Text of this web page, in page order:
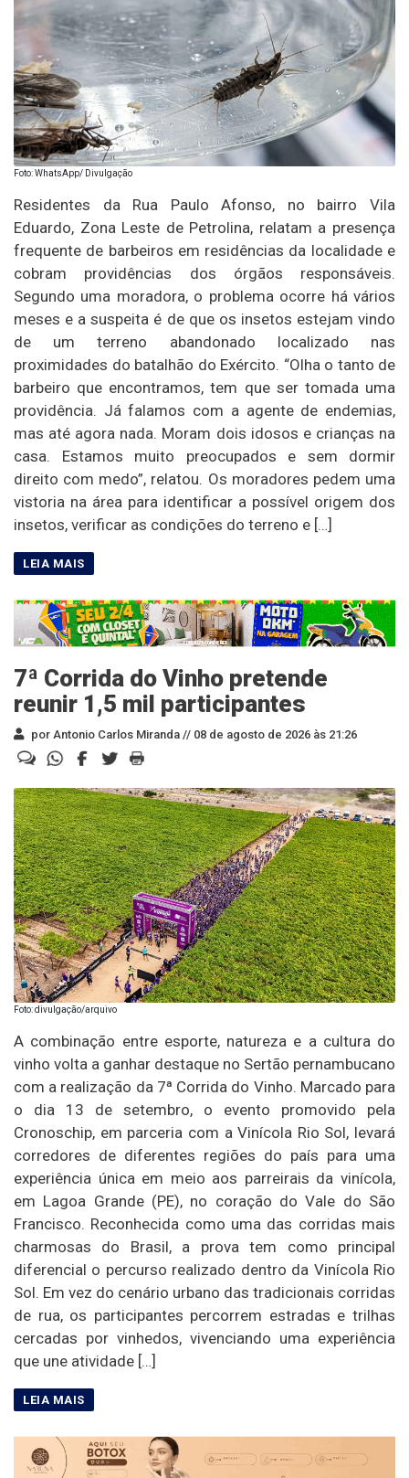
Foto: WhatsApp/ Divulgação
Residentes da Rua Paulo Afonso, no bairro Vila
Eduardo, Zona Leste de Petrolina, relatam a presença
frequente de barbeiros em residências da localidade e
cobram providências dos órgãos responsáveis.
Segundo uma moradora, o problema ocorre há vários
meses e a suspeita é de que os insetos estejam vindo
de um terreno abandonado localizado nas
proximidades do batalhão do Exército. “Olha o tanto de
barbeiro que encontramos, tem que ser tomada uma
providência. Já falamos com a agente de endemias,
mas até agora nada. Moram dois idosos e crianças na
casa. Estamos muito preocupados e sem dormir
direito com medo”, relatou. Os moradores pedem uma
vistoria na área para identificar a possível origem dos
insetos, verificar as condições do terreno e […]
7ª Corrida do Vinho pretende
reunir 1,5 mil participantes
por Antonio Carlos Miranda // 08 de agosto de 2026 às 21:26
Foto: divulgação/arquivo
A combinação entre esporte, natureza e a cultura do
vinho volta a ganhar destaque no Sertão pernambucano
com a realização da 7ª Corrida do Vinho. Marcado para
o dia 13 de setembro, o evento promovido pela
Cronoschip, em parceria com a Vinícola Rio Sol, levará
corredores de diferentes regiões do país para uma
experiência única em meio aos parreirais da vinícola,
em Lagoa Grande (PE), no coração do Vale do São
Francisco. Reconhecida como uma das corridas mais
charmosas do Brasil, a prova tem como principal
diferencial o percurso realizado dentro da Vinícola Rio
Sol. Em vez do cenário urbano das tradicionais corridas
de rua, os participantes percorrem estradas e trilhas
cercadas por vinhedos, vivenciando uma experiência
que une atividade […]